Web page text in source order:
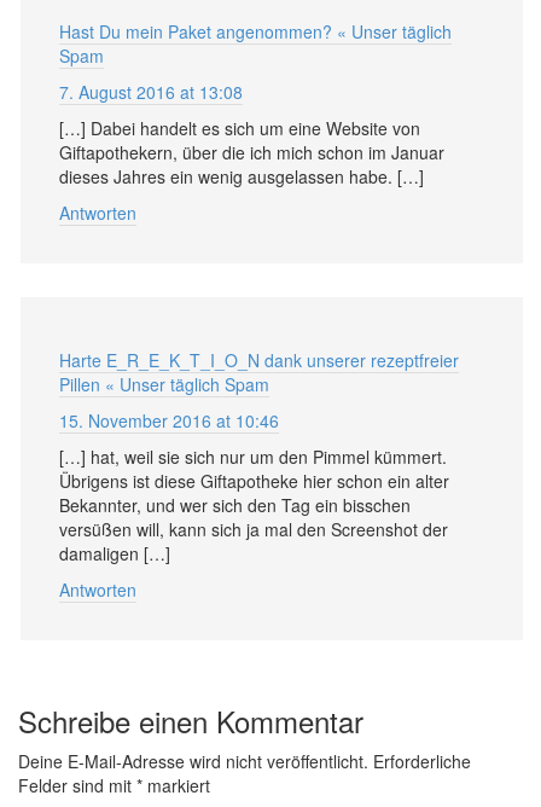
Hast Du mein Paket angenommen? « Unser täglich
Spam
7. August 2016 at 13:08
[…] Dabei handelt es sich um eine Website von
Giftapothekern, über die ich mich schon im Januar
dieses Jahres ein wenig ausgelassen habe. […]
Antworten
Harte E_R_E_K_T_I_O_N dank unserer rezeptfreier
Pillen « Unser täglich Spam
15. November 2016 at 10:46
[…] hat, weil sie sich nur um den Pimmel kümmert.
Übrigens ist diese Giftapotheke hier schon ein alter
Bekannter, und wer sich den Tag ein bisschen
versüßen will, kann sich ja mal den Screenshot der
damaligen […]
Antworten
Schreibe einen Kommentar
Deine E-Mail-Adresse wird nicht veröffentlicht. Erforderliche
Felder sind mit * markiert